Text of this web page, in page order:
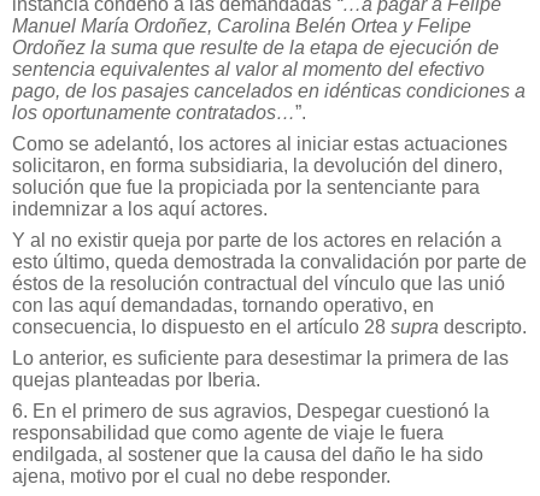
instancia condenó a las demandadas “…a pagar a Felipe
Manuel María Ordoñez, Carolina Belén Ortea y Felipe
Ordoñez la suma que resulte de la etapa de ejecución de
sentencia equivalentes al valor al momento del efectivo
pago, de los pasajes cancelados en idénticas condiciones a
los oportunamente contratados…”.
Como se adelantó, los actores al iniciar estas actuaciones
solicitaron, en forma subsidiaria, la devolución del dinero,
solución que fue la propiciada por la sentenciante para
indemnizar a los aquí actores.
Y al no existir queja por parte de los actores en relación a
esto último, queda demostrada la convalidación por parte de
éstos de la resolución contractual del vínculo que las unió
con las aquí demandadas, tornando operativo, en
consecuencia, lo dispuesto en el artículo 28 supra descripto.
Lo anterior, es suficiente para desestimar la primera de las
quejas planteadas por Iberia.
6. En el primero de sus agravios, Despegar cuestionó la
responsabilidad que como agente de viaje le fuera
endilgada, al sostener que la causa del daño le ha sido
ajena, motivo por el cual no debe responder.